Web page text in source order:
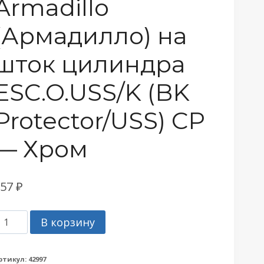
на
цилиндра
K (BK
USS) CP
Хром
₽
КоличествоВ корзину
42997